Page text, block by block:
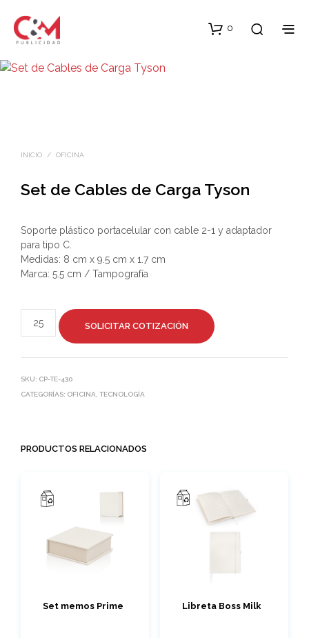
0
INICIO / OFICINA
Set de Cables de Carga Tyson
Soporte plástico portacelular con cable 2-1 y adaptador
para tipo C.
Medidas: 8 cm x 9.5 cm x 1.7 cm
Marca: 5.5 cm / Tampografía
SOLICITAR COTIZACIÓN
SKU: CP-TE-430
CATEGORÍAS: OFICINA TECNOLOGÍA
PRODUCTOS RELACIONADOS
Set memos Prime Libreta Boss Milk